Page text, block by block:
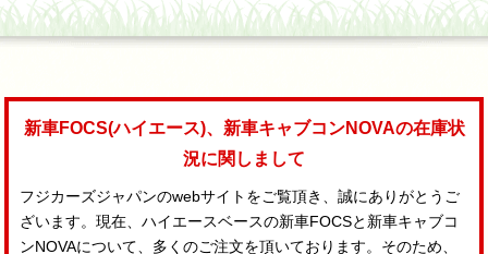
新車FOCS(ハイエース)、新車キャブコンNOVAの在庫状
況に関しまして
フジカーズジャパンのwebサイトをご覧頂き、誠にありがとうご
ざいます。現在、ハイエースベースの新車FOCSと新車キャブコ
ンNOVAについて、多くのご注文を頂いております。そのため、